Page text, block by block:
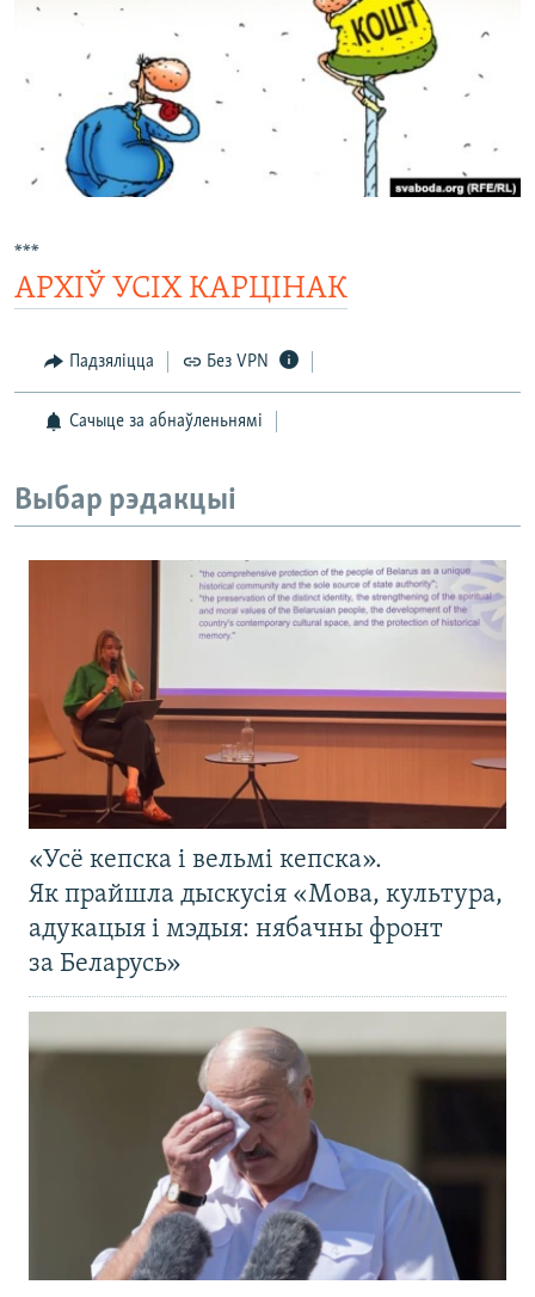
КУЛЬТУРА
КАЛЯНДАР
МОВА
НА ХВАЛЯХ СВАБОДЫ
***
АРХІЎ УСІХ КАРЦІНАК
Падзяліцца Без VPN
Сачыце за абнаўленьнямі
Выбар рэдакцыі
«Усё кепска і вельмі кепска».
Як прайшла дыскусія «Мова, культура,
адукацыя і мэдыя: нябачны фронт
за Беларусь»